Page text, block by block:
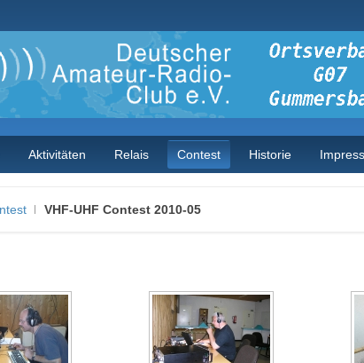
Aktivitäten Relais Contest Historie
VHF-UHF Contest 2010-05